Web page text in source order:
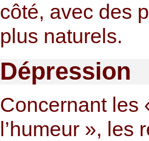
côté, avec des
plus naturels.
Dépression
Concernant les
l’humeur », les